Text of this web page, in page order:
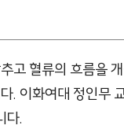
고 혈류의 흐름을
. 이화여대 정인무
다.